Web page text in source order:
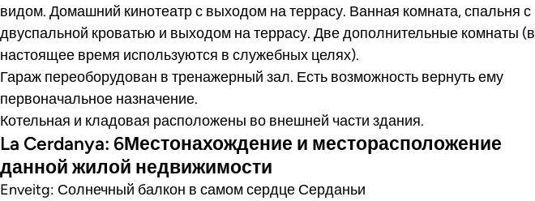
видом. Домашний кинотеатр с выходом на террасу. Ванная комната, спальня с
двуспальной кроватью и выходом на террасу. Две дополнительные комнаты (в
настоящее время используются в служебных целях).
Гараж переоборудован в тренажерный зал. Есть возможность вернуть ему
первоначальное назначение.
Котельная и кладовая расположены во внешней части здания.
La Cerdanya: 6Местонахождение и месторасположение
данной жилой недвижимости
Enveitg: Солнечный балкон в самом сердце Серданьи